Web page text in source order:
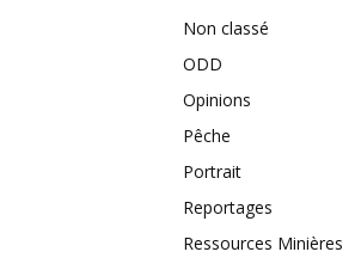
Non classé
ODD
Opinions
Pêche
Portrait
Reportages
Ressources Minières